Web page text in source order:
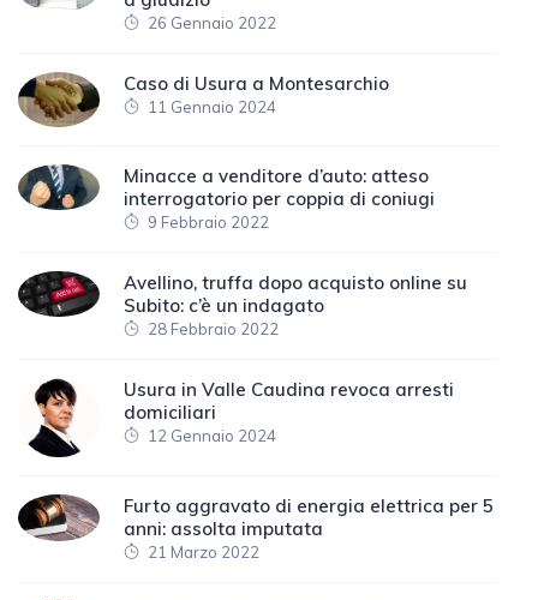
26 Gennaio 2022
Caso di Usura a Montesarchio
11 Gennaio 2024
Minacce a venditore d’auto: atteso
interrogatorio per coppia di coniugi
9 Febbraio 2022
Avellino, truffa dopo acquisto online su
Subito: c’è un indagato
28 Febbraio 2022
Usura in Valle Caudina revoca arresti
domiciliari
12 Gennaio 2024
Furto aggravato di energia elettrica per 5
anni: assolta imputata
21 Marzo 2022